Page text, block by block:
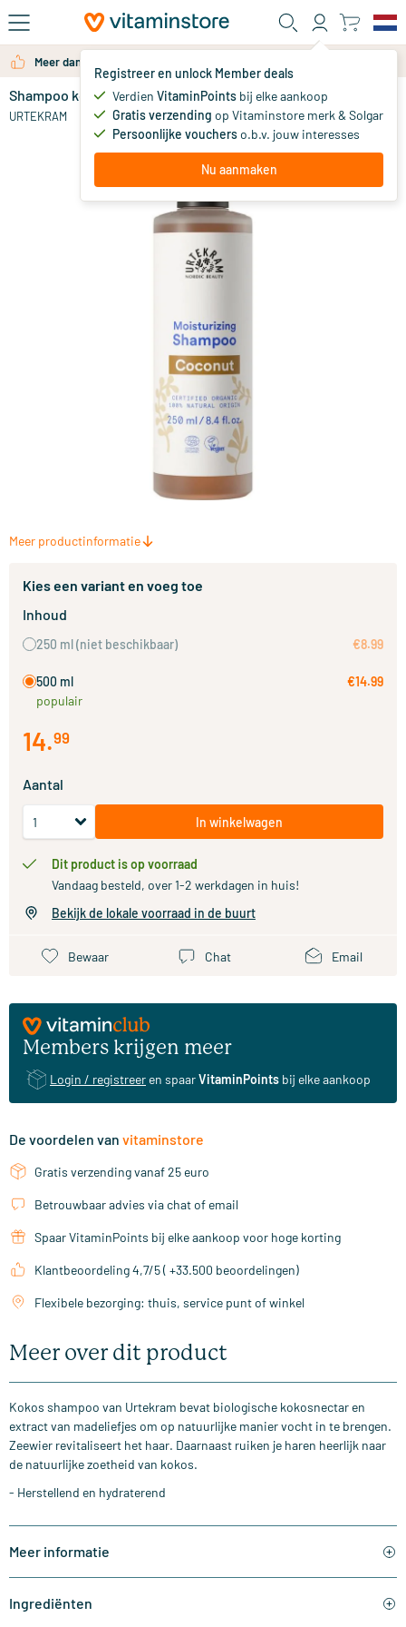
Ga naar de hoofdinhoud
Registreer en unlock Member deals
Verdien VitaminPoints bij elke aankoop
Gratis verzending op Vitaminstore merk & Solgar
Persoonlijke voucherso.b.v. jouw interesses
Nu aanmaken
Meer dan 325.000 tevreden klanten per jaar
Shampoo kokosnoot
URTEKRAM vanaf 8.
Meer productinformatie
Kies een variant en voeg toe
Inhoud
250 ml(niet beschikbaar) €8.99
500 ml
populair
€14.99
14.99
Aantal
In winkelwagen
Dit product is op voorraad
Vandaag besteld, over 1-2 werkdagen in huis!
Bekijk de lokale voorraad in de buurt
Bewaar Chat Email
Members krijgen meer
Login / registreer en spaarVitaminPoints bij elke aankoop
De voordelen van vitaminstore
Gratis verzending vanaf 25 euro
Betrouwbaar advies via chat of email
Spaar VitaminPoints bij elke aankoop voor hoge korting
Klantbeoordeling 4,7/5 ( +33.500 beoordelingen)
Flexibele bezorging: thuis, service punt of winkel
Meer over dit product
Kokos shampoo van Urtekram bevat biologische kokosnectar en
extract van madeliefjes om op natuurlijke manier vocht in te brengen.
Zeewier revitaliseert het haar. Daarnaast ruiken je haren heerlijk naar
de natuurlijke zoetheid van kokos.
- Herstellend en hydraterend
Meer informatie
Ingrediënten